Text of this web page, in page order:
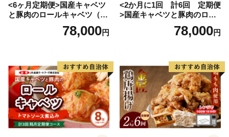
<6ヶ月定期便>国産キャベツ
と豚肉のロールキャベツ（4P
78,000円
<2か月に1回 計6回 定期便
>国産キャベツと豚肉のロー
ルキャベツ（4P入り）
78,000円